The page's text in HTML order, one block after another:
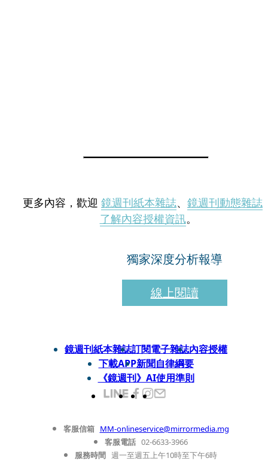
更多內容，歡迎 鏡週刊紙本雜誌、 鏡週刊動態雜誌
了解內容授權資訊。
獨家深度分析報導
線上閱讀
鏡週刊紙本雜誌訂閱電子雜誌內容授權
下載APP新聞自律綱要
《鏡週刊》AI使用準則
客服信箱 MM-onlineservice@mirrormedia.mg
客服電話 02-6633-3966
服務時間 週一至週五上午10時至下午6時